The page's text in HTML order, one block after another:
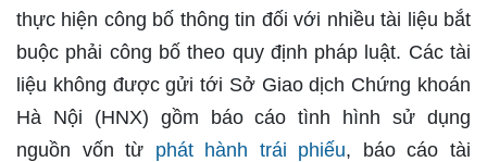
thực hiện công bố thông tin đối với nhiều tài liệu bắt
buộc phải công bố theo quy định pháp luật. Các tài
liệu không được gửi tới Sở Giao dịch Chứng khoán
Hà Nội (HNX) gồm báo cáo tình hình sử dụng
nguồn vốn từ phát hành trái phiếu, báo cáo tài